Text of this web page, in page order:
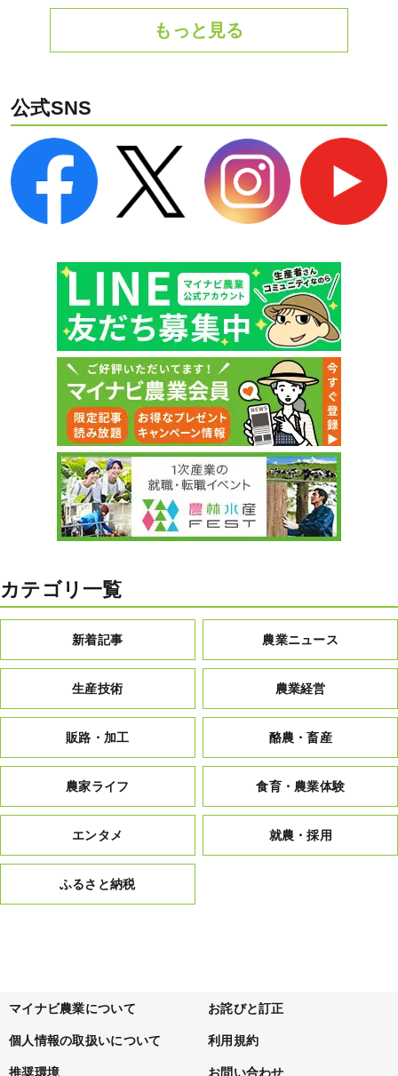
もっと見る
公式SNS
カテゴリ一覧
新着記事 農業ニュース
生産技術 農業経営
販路・加工 酪農・畜産
農家ライフ 食育・農業体験
エンタメ 就農・採用
ふるさと納税
マイナビ農業について お詫びと訂正
個人情報の取扱いについて 利用規約
推奨環境 お問い合わせ